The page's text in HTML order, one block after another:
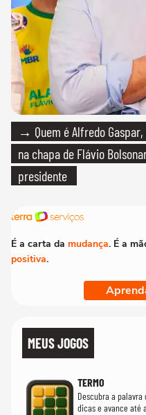
→ Quem é Alfredo
na chapa de Flávio
presidente
É a carta da mudança. É a
positiva.
MEUS JOGOS
TERMO
Descubra a
dicas e avance até